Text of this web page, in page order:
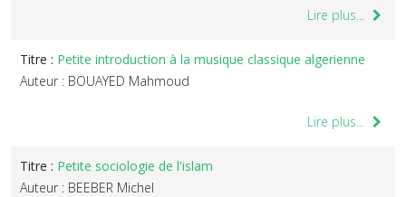
Lire plus...
Titre : Petite introduction à la musique classique algerienne
Auteur : BOUAYED Mahmoud
Lire plus...
Titre : Petite sociologie de l'islam
Auteur : BEEBER Michel